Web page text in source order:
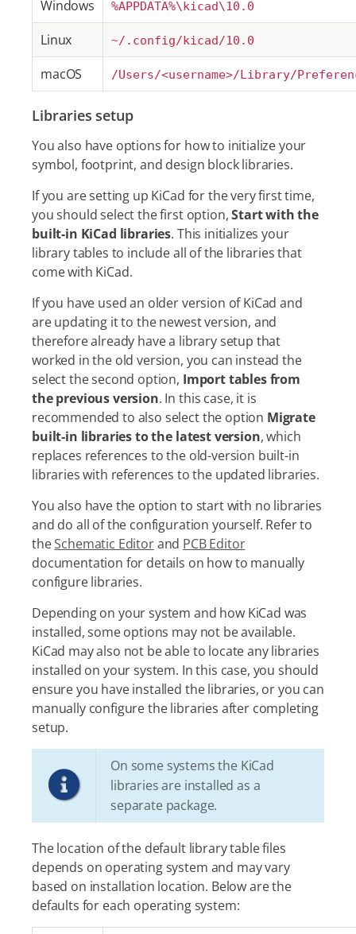
Windows %APPDATA%\kicad\10.0
Linux ~/.config/kicad/10.0
macOS /Users/<username>/Library/
Libraries setup
You also have options for how to initialize your
symbol, footprint, and design block libraries.
If you are setting up KiCad for the very first time,
you should select the first option,Start with the
built-in KiCad libraries. This initializes your
library tables to include all of the libraries that
come with KiCad.
If you have used an older version of KiCad and
are updating it to the newest version, and
therefore already have a library setup that
worked in the old version, you can instead the
select the second option, Import tables from
the previous version. In this case, it is
recommended to also select the option Migrate
built-in libraries to the latest version, which
replaces references to the old-version built-in
libraries with references to the updated libraries.
You also have the option to start with no libraries
and do all of the configuration yourself. Refer to
theSchematic Editorand PCB Editor
documentation for details on how to manually
configure libraries.
Depending on your system and how KiCad was
installed, some options may not be available.
KiCad may also not be able to locate any libraries
installed on your system. In this case, you should
ensure you have installed the libraries, or you can
manually configure the libraries after completing
setup.
On some systems the KiCad
libraries are installed as a
separate package.
The location of the default library table files
depends on operating system and may vary
based on installation location. Below are the
defaults for each operating system: